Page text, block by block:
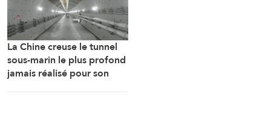
La Chine creuse le tunnel
sous-marin le plus profond
jamais réalisé pour son